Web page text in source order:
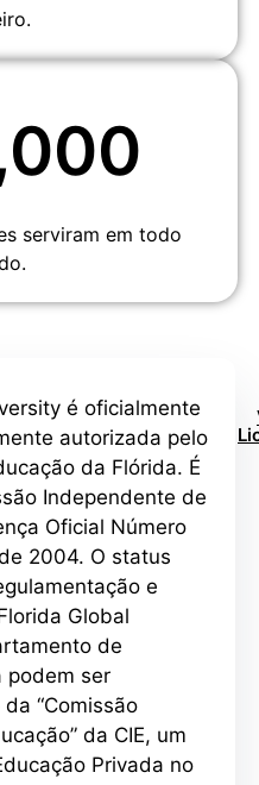
serviram em todo
é oficialmente
autorizada pelo
da Flórida. É
Independente de
Oficial Número
2004. O status
e
Global
de
podem ser
“Comissão
da CIE, um
Privada no